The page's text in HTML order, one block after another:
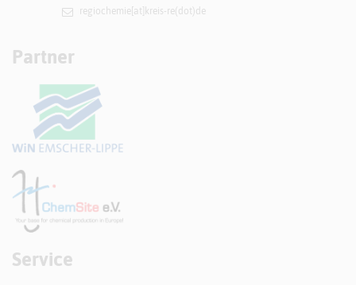
regiochemie[at]​kreis-re(dot)de
Partner
Service